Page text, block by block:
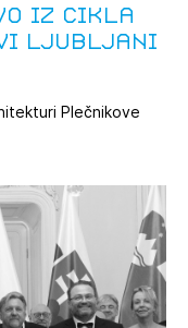
iz cikla
Ljubljani
Plečnikove